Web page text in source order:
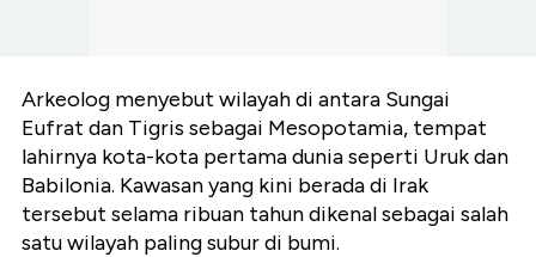
Arkeolog menyebut wilayah di antara Sungai
Eufrat dan Tigris sebagai Mesopotamia, tempat
lahirnya kota-kota pertama dunia seperti Uruk dan
Babilonia. Kawasan yang kini berada di Irak
tersebut selama ribuan tahun dikenal sebagai salah
satu wilayah paling subur di bumi.